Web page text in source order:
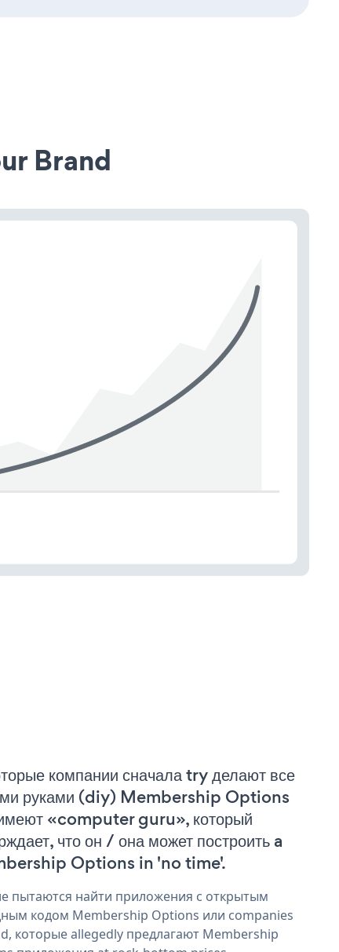
Brand
компании сначала try делают все
руками (diy) Membership Options
«computer guru», который
что он / она может построить a
Options in 'no time'.
пытаются найти приложения с открытым
кодом Membership Options или companies
которые allegedly предлагают Membership